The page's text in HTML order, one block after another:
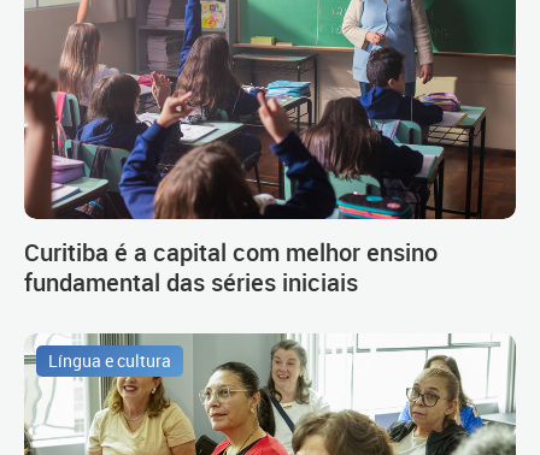
Curitiba é a capital com melhor ensino
fundamental das séries iniciais
Língua e cultura